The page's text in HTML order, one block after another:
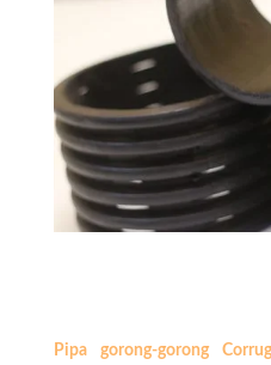
Pipa gorong-gorong